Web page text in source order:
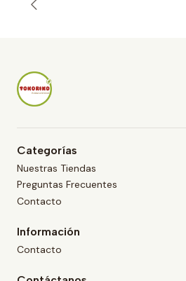
Categorías
Nuestras Tiendas
Preguntas Frecuentes
Contacto
Información
Contacto